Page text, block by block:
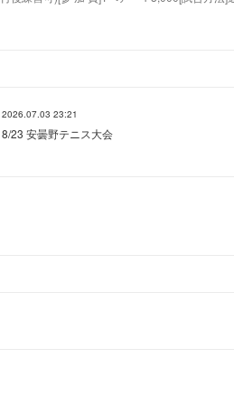
2026.07.03 23:21
8/23 安曇野テニス大会